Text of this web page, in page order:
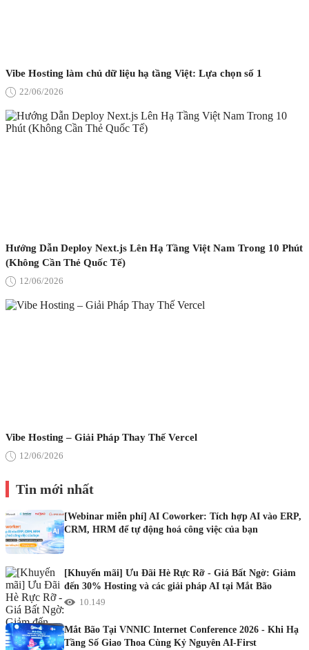
Vibe Hosting làm chủ dữ liệu hạ tầng Việt: Lựa chọn số 1
22/06/2026
Hướng Dẫn Deploy Next.js Lên Hạ Tầng Việt Nam Trong 10 Phút
(Không Cần Thẻ Quốc Tế)
12/06/2026
Vibe Hosting – Giải Pháp Thay Thế Vercel
12/06/2026
Tin mới nhất
[Webinar miễn phí] AI Coworker: Tích hợp AI vào ERP,
CRM, HRM để tự động hoá công việc của bạn
[Khuyến mãi] Ưu Đãi Hè Rực Rỡ - Giá Bất Ngờ: Giảm
đến 30% Hosting và các giải pháp AI tại Mắt Bão
10.149
Mắt Bão Tại VNNIC Internet Conference 2026 - Khi Hạ
Tầng Số Giao Thoa Cùng Kỷ Nguyên AI-First